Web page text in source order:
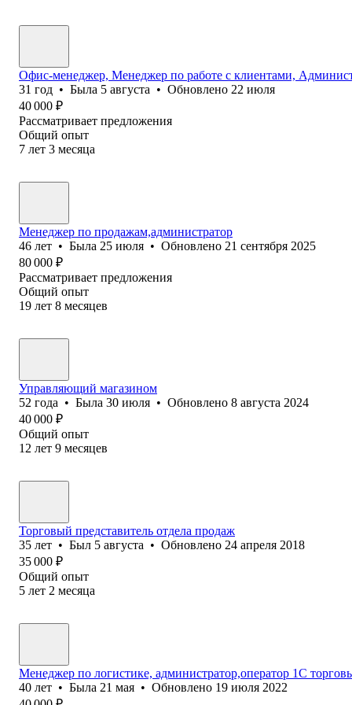
Офис-менеджер, Менеджер по работе с клиентами,
31 год • Была 5 августа • Обновлено 22 июля
40 000 ₽
Рассматривает предложения
Общий опыт
7 лет 3 месяца
Менеджер по продажам,администратор
46 лет • Была 25 июля • Обновлено 21 сентября 2025
80 000 ₽
Рассматривает предложения
Общий опыт
19 лет 8 месяцев
Управляющий магазином
52 года • Была 30 июля • Обновлено 8 августа 2024
40 000 ₽
Общий опыт
12 лет 9 месяцев
Торговый представитель отдела продаж
35 лет • Был 5 августа • Обновлено 24 апреля 2018
35 000 ₽
Общий опыт
5 лет 2 месяца
Менеджер по логистике, администратор,оператор 1С
40 лет • Была 21 мая • Обновлено 19 июля 2022